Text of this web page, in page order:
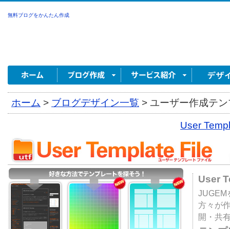
無料ブログをかんたん作成
ホーム > ブログデザイン一覧 > ユーザー作成テ
User
User
JUGEM
方々が
開・共